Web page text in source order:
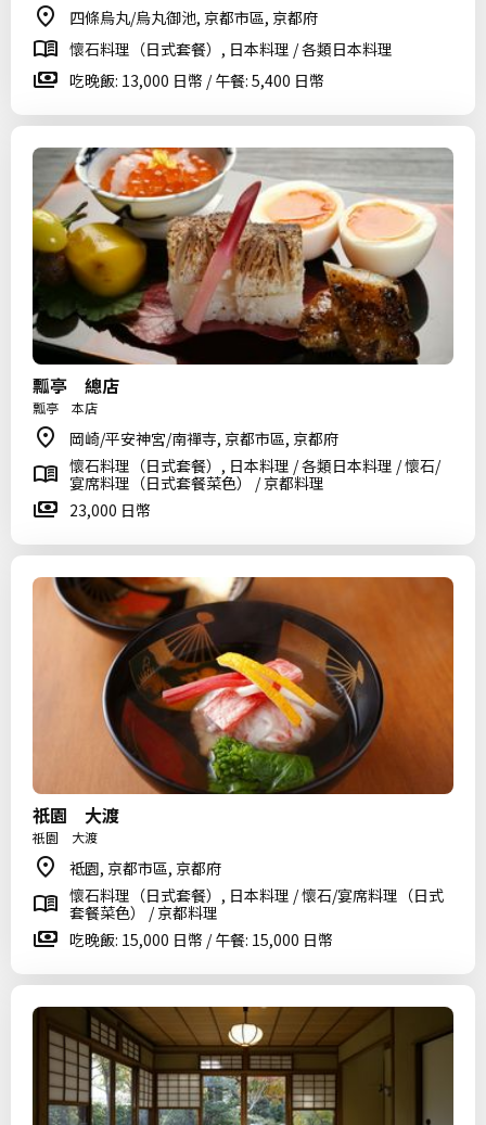
四條烏丸/烏丸御池, 京都市區, 京都府
懷石料理（日式套餐）, 日本料理 / 各類日本料理
吃晚飯: 13,000 日幣 / 午餐: 5,400 日幣
瓢亭 總店
瓢亭 本店
岡崎/平安神宮/南禪寺, 京都市區, 京都府
懷石料理（日式套餐）, 日本料理 / 各類日本料理 / 懷石/
宴席料理（日式套餐菜色） / 京都料理
23,000 日幣
祇園 大渡
祇園 大渡
祗園, 京都市區, 京都府
懷石料理（日式套餐）, 日本料理 / 懷石/宴席料理（日式
套餐菜色） / 京都料理
吃晚飯: 15,000 日幣 / 午餐: 15,000 日幣